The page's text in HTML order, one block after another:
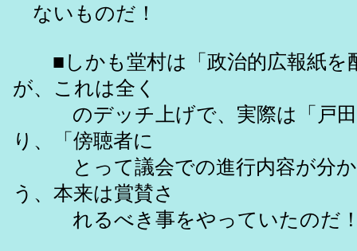
ないものだ！
■しかも堂村は「政治的広報紙を
が、これは全く
のデッチ上げで、実際は「戸田
り、「傍聴者に
とって議会での進行内容が分か
う、本来は賞賛さ
れるべき事をやっていたのだ